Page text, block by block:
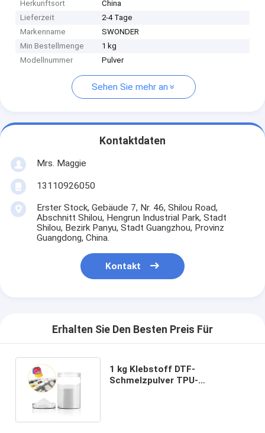
Herkunftsort
China
Lieferzeit
2-4 Tage
Markenname
SWONDER
Min Bestellmenge
1 kg
Modellnummer
Pulver
Sehen Sie mehr an
Kontaktdaten
Mrs. Maggie
13110926050
Erster Stock, Gebäude 7, Nr. 46, Shilou Road,
Abschnitt Shilou, Hengrun Industrial Park, Stadt
Shilou, Bezirk Panyu, Stadt Guangzhou, Provinz
Guangdong, China.
Kontakt
Erhalten Sie Den Besten Preis Für
1 kg Klebstoff DTF-
Schmelzpulver TPU-